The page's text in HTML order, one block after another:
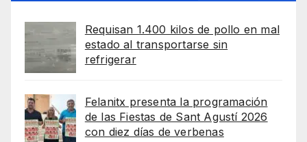
Requisan 1.400 kilos de pollo en mal
estado al transportarse sin
refrigerar
Felanitx presenta la programación
de las Fiestas de Sant Agustí 2026
con diez días de verbenas